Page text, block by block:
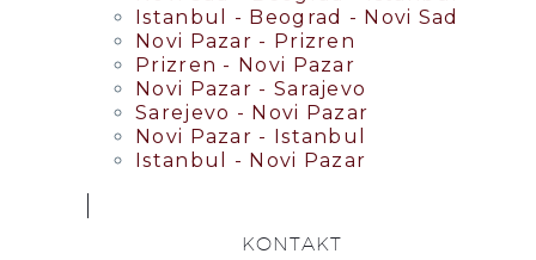
Istanbul - Beograd - Novi Sad
Novi Pazar - Prizren
Prizren - Novi Pazar
Novi Pazar - Sarajevo
Sarejevo - Novi Pazar
Novi Pazar - Istanbul
Istanbul - Novi Pazar
KONTAKT